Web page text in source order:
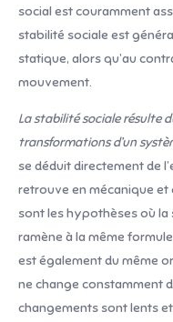
social est couramment
stabilité sociale est
statique, alors qu’au
mouvement.
La stabilité sociale résulte
transformations d’un
se déduit directement de
retrouve en mécanique
sont les hypothèses où la
ramène à la même
est également du même
ne change constamment
changements sont lents